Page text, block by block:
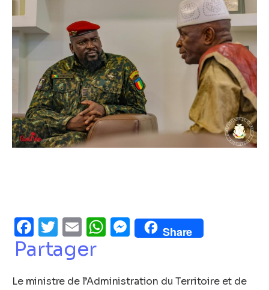
Facebook
Twitter
EmailWhatsApp
Messenger
Share
Partager
Le ministre de l’Administration du Territoire et de